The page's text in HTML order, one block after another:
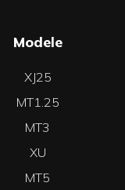
Modele
XJ25
MT1.25
MT3
XU
MT5